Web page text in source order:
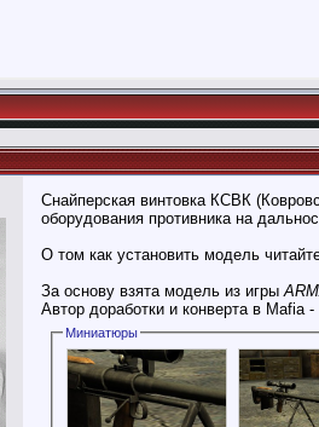
Снайперская винтовка КСВК
оборудования противника на
О том как установить модель
За основу взята модель из игры
Автор доработки и конверта в Mafia -
Миниатюры